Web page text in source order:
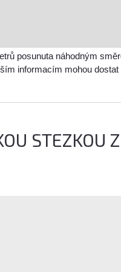
posunuta náhodným
informacím mohou
STEZKOU